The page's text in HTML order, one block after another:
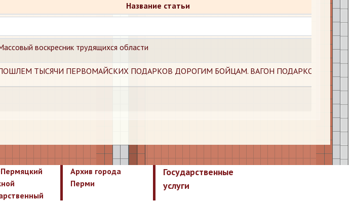
Название статьи
воскресник трудящихся области
ТЫСЯЧИ ПЕРВОМАЙСКИХ ПОДАРКОВ ДОРОГИМ БОЙЦАМ. ВАГОН ПОДАРКОВ
Архив города
Перми
Государственные
услуги